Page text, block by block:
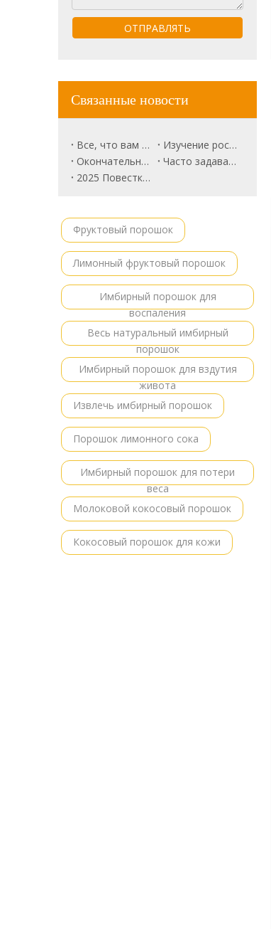
ОТПРАВЛЯТЬ
Связанные новости
Все, что вам нужно знать о Trune Plum.
Изучение роскошного рынка фруктов: розовый ананас будущим?
Окончательное руководство по корням свеклы
Часто задаваемые вопросы о кокосовом порошке! Все, что вам интересно, здесь.
2025 Повестка дня в области пищевой экспозиции
Фруктовый порошок
Лимонный фруктовый порошок
Имбирный порошок для
воспаления
Весь натуральный имбирный
порошок
Имбирный порошок для вздутия
живота
Извлечь имбирный порошок
Порошок лимонного сока
Имбирный порошок для потери
веса
Молоковой кокосовый порошок
Кокосовый порошок для кожи